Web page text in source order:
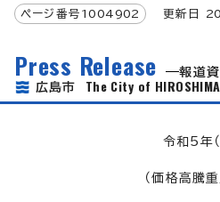
ページ番号 1004902 更新日
Press Release
報道
広島市 The City of HIROSHIMA
令和5年
（価格高騰